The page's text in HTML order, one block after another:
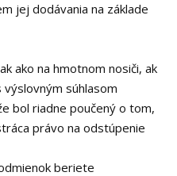
jej dodávania na základe
ako na hmotnom nosiči, ak
súhlasom
bol riadne poučený o tom,
právo na odstúpenie
beriete